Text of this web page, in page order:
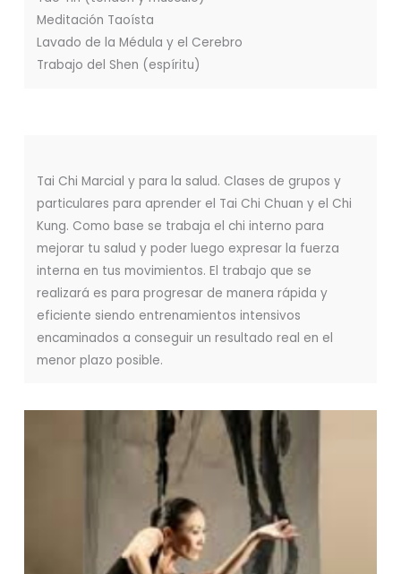
Meditación Taoísta
Lavado de la Médula y el Cerebro
Trabajo del Shen (espíritu)
Tai Chi Marcial y para la salud. Clases de grupos y
particulares para aprender el Tai Chi Chuan y el Chi
Kung. Como base se trabaja el chi interno para
mejorar tu salud y poder luego expresar la fuerza
interna en tus movimientos. El trabajo que se
realizará es para progresar de manera rápida y
eficiente siendo entrenamientos intensivos
encaminados a conseguir un resultado real en el
menor plazo posible.